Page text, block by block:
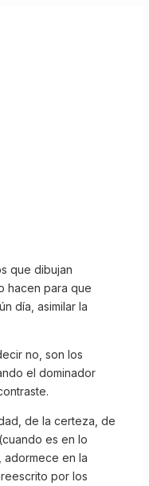
que dibujan
hacen para que
día, asimilar la
no, son los
el dominador
de la certeza, de
es en lo
en la
por los